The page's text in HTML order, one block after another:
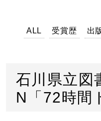
ALL 受賞歴 出
石川県立図
N「72時間